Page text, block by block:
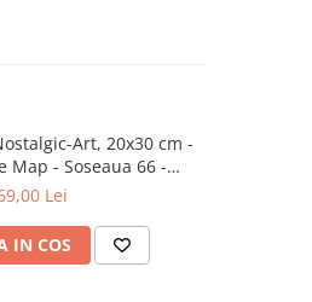
Art, 20x30 cm -
Map - Soseaua 66 -
si Harta
Lei
IN COS